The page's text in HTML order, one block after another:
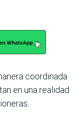
coordinada
en una realidad